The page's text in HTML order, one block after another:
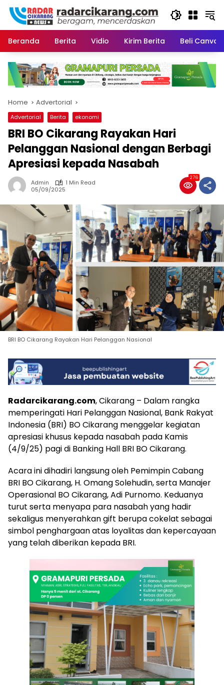
Skip
content
Beranda
Berita Vidio Kirim Berita Beli
Home Advertorial
Advertorial Berita ekonomi
BRI BO Cikarang Rayakan Hari
Pelanggan Nasional dengan Berbagi
Apresiasi kepada Nasabah
Admin
1 Min Read
05/09/2025
276
BRI BO Cikarang Rayakan Hari Pelanggan Nasional
Radarcikarang.com, Cikarang – Dalam rangka
memperingati Hari Pelanggan Nasional, Bank Rakyat
Indonesia (BRI) BO Cikarang menggelar kegiatan
apresiasi khusus kepada nasabah pada Kamis
(4/9/25) pagi di Banking Hall BRI BO Cikarang.
Acara ini dihadiri langsung oleh Pemimpin Cabang
BRI BO Cikarang, H. Omang Solehudin, serta Manajer
Operasional BO Cikarang, Adi Purnomo. Keduanya
turut serta menyapa para nasabah yang hadir
sekaligus menyerahkan gift berupa cokelat sebagai
simbol penghargaan atas loyalitas dan kepercayaan
yang telah diberikan kepada BRI.